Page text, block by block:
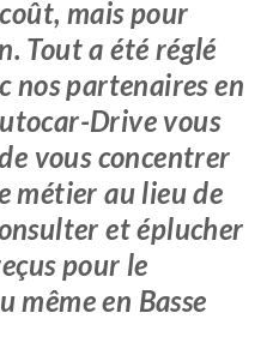
mais pour
Tout a été réglé
nos partenaires en
Drive vous
vous concentrer
métier au lieu de
et éplucher
pour le
même en Basse